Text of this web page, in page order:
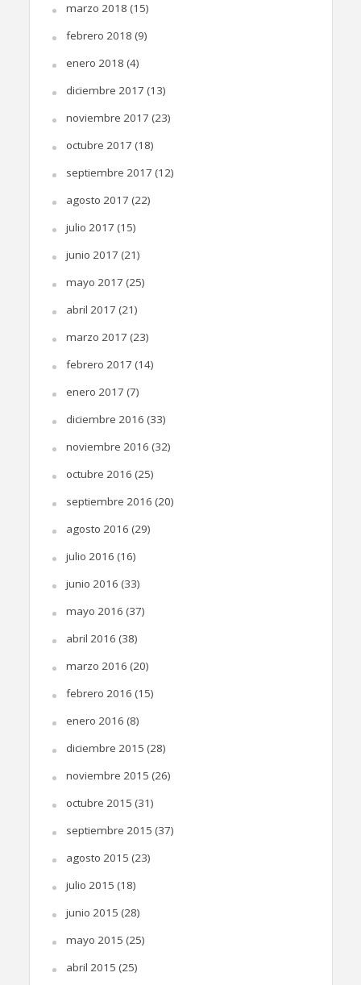
marzo 2018 (15)
febrero 2018 (9)
enero 2018 (4)
diciembre 2017 (13)
noviembre 2017 (23)
octubre 2017 (18)
septiembre 2017 (12)
agosto 2017 (22)
julio 2017 (15)
junio 2017 (21)
mayo 2017 (25)
abril 2017 (21)
marzo 2017 (23)
febrero 2017 (14)
enero 2017 (7)
diciembre 2016 (33)
noviembre 2016 (32)
octubre 2016 (25)
septiembre 2016 (20)
agosto 2016 (29)
julio 2016 (16)
junio 2016 (33)
mayo 2016 (37)
abril 2016 (38)
marzo 2016 (20)
febrero 2016 (15)
enero 2016 (8)
diciembre 2015 (28)
noviembre 2015 (26)
octubre 2015 (31)
septiembre 2015 (37)
agosto 2015 (23)
julio 2015 (18)
junio 2015 (28)
mayo 2015 (25)
abril 2015 (25)